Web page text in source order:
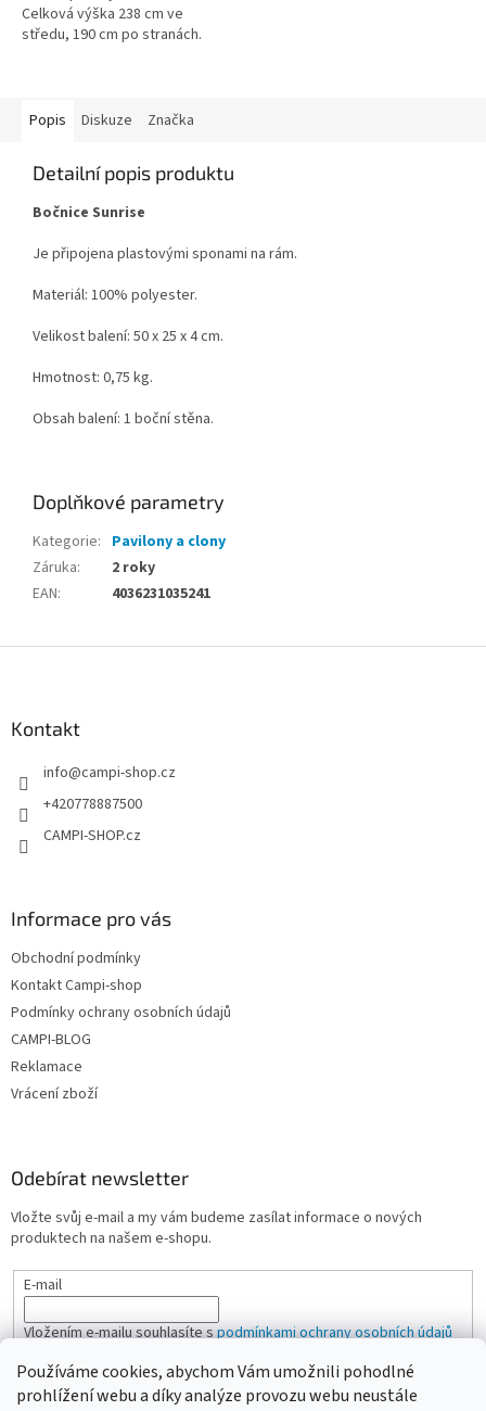
Používáme cookies, abychom Vám umožnili pohodlné
prohlížení webu a díky analýze provozu webu neustále
Celková výška 238 cm ve
středu, 190 cm po stranách.
Popis Diskuze Značka
Detailní popis produktu
Bočnice Sunrise
Je připojena plastovými sponami na rám.
Materiál: 100% polyester.
Velikost balení: 50x 25 x4 cm.
Hmotnost: 0,75 kg.
Obsah balení: 1 boční stěna.
Doplňkové parametry
Kategorie: Pavilony a clony
Záruka:
2 roky
EAN: 4036231035241
Kontakt
info@campi-shop.cz
+420778887500
CAMPI-SHOP.cz
Informace pro vás
Obchodní podmínky
Kontakt Campi-shop
Podmínky ochrany osobních údajů
CAMPI-BLOG
Reklamace
Vrácení zboží
Odebírat newsletter
Vložte svůj e-mail a my vám budeme zasílat informace o nových
produktech na našem e-shopu.
E-mail
Vložením e-mailu souhlasíte spodmínkami ochrany osobních údajů
PŘIHLÁSIT SE